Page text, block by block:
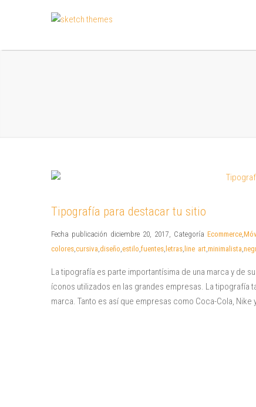
Tipografía para destacar tu sitio
Fecha publicación diciembre 20, 2017, Categoría Ecommerce,
colores,cursiva,diseño,estilo,fuentes, letras, line art,minimalista,
La tipografía es parte importantísima de una marca y de
íconos utilizados en las grandes empresas. La tipografía
marca. Tanto es así que empresas como Coca-Cola,